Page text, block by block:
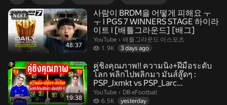
NEXT
48:37
사람이 BRDM을 어떻게 피해요 ㅜ
ㅜ l PGS 7 WINNERS STAGE 하이라
이트 l [배틀그라운드] [배그]
YouTube › 배틀그라운드 이스포츠.
배틀그라운드 이스포츠
1.9K
1.9 thousand views
3 days ago
19:38
คู่ชิงคุณภาพ!! ความนิ่ง+ฝีมือระดับ
โลก พลิกไปพลิกมา มันส์สู๊ดๆ :
PSP_Jxmkt vs PSP_Larc...
YouTube › DB eFootball.
DB eFootball
6.5K
6.5 thousand views
yesterday